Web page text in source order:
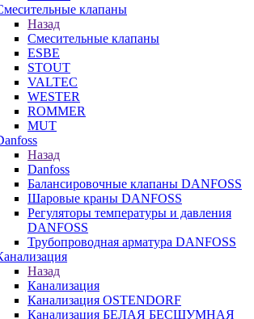
клапаны
Назад
Смесительные клапаны
ESBE
STOUT
VALTEC
WESTER
ROMMER
MUT
Назад
Danfoss
Балансировочные клапаны DANFOSS
Шаровые краны DANFOSS
Регуляторы температуры и давления
DANFOSS
Трубопроводная арматура DANFOSS
Назад
Канализация
Канализация OSTENDORF
Канализация БЕЛАЯ БЕСШУМНАЯ